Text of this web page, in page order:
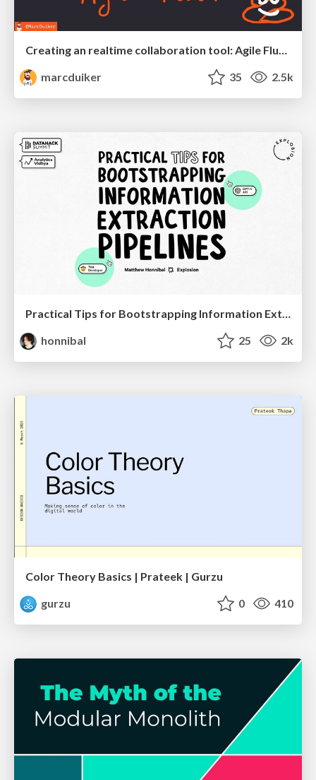
Creating an realtime collaboration tool: Agile Flush - .NET Oxford
marcduiker
35 2.5k
Practical Tips for Bootstrapping Information Extraction Pipelines
honnibal
25 2k
Color Theory Basics | Prateek | Gurzu
gurzu
0 410